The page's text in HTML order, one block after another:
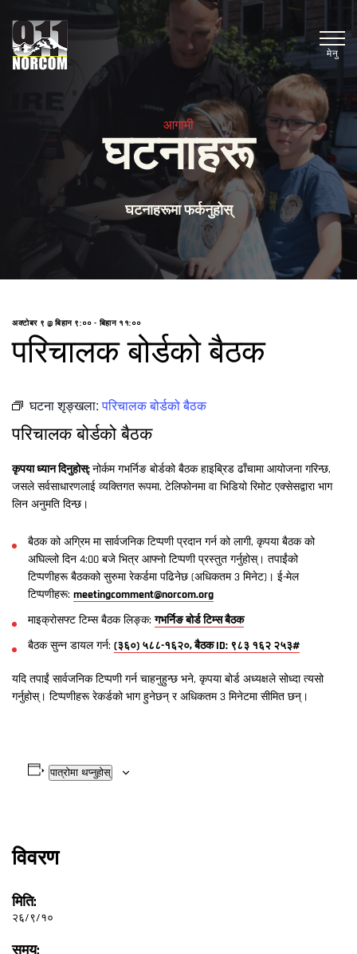
मेनु
आगामी
घटनाहरू
घटनाहरूमा फर्कनुहोस्
अक्टोबर ९ @ बिहान ९:०० - बिहान ११:००
परिचालक बोर्डको बैठक
घटना शृङ्खला:परिचालक बोर्डको बैठक
परिचालक बोर्डको बैठक
कृपया ध्यान दिनुहोस्: नोर्कम गभर्निङ बोर्डको बैठक हाइब्रिड ढाँचामा आयोजना गरिन्छ,
जसले सर्वसाधारणलाई व्यक्तिगत रूपमा, टेलिफोनमा वा भिडियो रिमोट एक्सेसद्वारा भाग
लिन अनुमति दिन्छ।
बैठक को अग्रिम मा सार्वजनिक टिप्पणी प्रदान गर्न को लागी, कृपया बैठक को
अघिल्लो दिन 4:00 बजे भित्र आफ्नो टिप्पणी प्रस्तुत गर्नुहोस्। तपाईंको
टिप्पणीहरू बैठकको सुरुमा रेकर्डमा पढिनेछ (अधिकतम 3 मिनेट)। ई-मेल
टिप्पणीहरू: meetingcomment@norcom.org
माइक्रोसफ्ट टिम्स बैठक लिङ्क:गभर्निङ बोर्ड टिम्स बैठक
बैठक सुन्न डायल गर्न: (३६०) ५८८-१६२०, बैठक ID: ९८३ १६२ २५३#
यदि तपाईं सार्वजनिक टिप्पणी गर्न चाहनुहुन्छ भने, कृपया बोर्ड अध्यक्षले सोध्दा त्यसो
गर्नुहोस्। टिप्पणीहरू रेकर्डको भाग हुनेछन् र अधिकतम 3 मिनेटमा सीमित छन्।
पात्रोमा थप्नुहोस्
विवरण
मिति:
२६/९/१०